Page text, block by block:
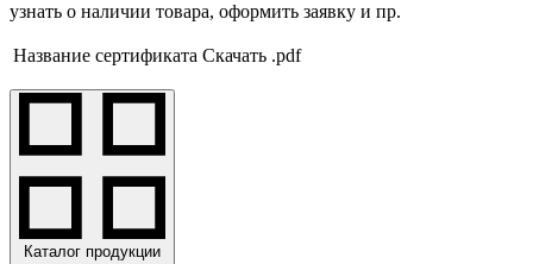
узнать о наличии товара, оформить заявку и пр.
Название сертификата Скачать .pdf
Каталог продукции